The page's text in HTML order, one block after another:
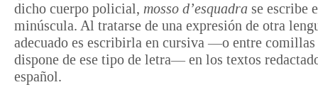
dicho cuerpo policial, mosso d’esquadra se escribe
minúscula. Al tratarse de una expresión de otra
adecuado es escribirla en cursiva —o entre comillas
dispone de ese tipo de letra— en los textos
español.